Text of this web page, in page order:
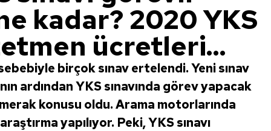
kadar? 2020 YKS
ücretleri...
birçok sınav ertelendi. Yeni sınav
ardından YKS sınavında görev yapacak
konusu oldu. Arama motorlarında
yapılıyor. Peki, YKS sınavı